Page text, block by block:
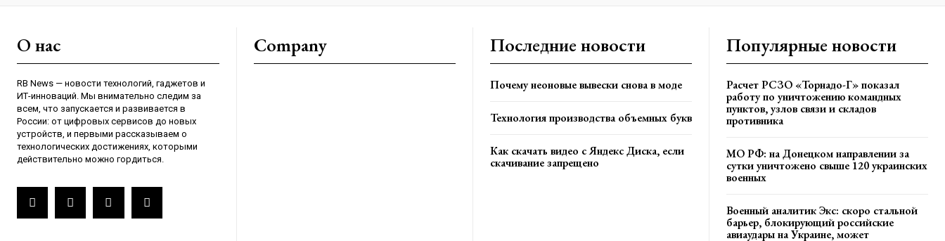
О нас
RB News — новости технологий, гаджетов и
ИТ-инноваций. Мы внимательно следим за
всем, что запускается и развивается в
России: от цифровых сервисов до новых
устройств, и первыми рассказываем о
технологических достижениях, которыми
действительно можно гордиться.
Company Последние новости
Почему неоновые вывески снова в моде
Технология производства объемных букв
Как скачать видео с Яндекс Диска, если
скачивание запрещено
Популярные новости
Расчет РСЗО «Торнадо-Г» показал
работу по уничтожению командных
пунктов, узлов связи и складов
противника
МО РФ: на Донецком направлении за
сутки уничтожено свыше 120 украинских
военных
Военный аналитик Экс: скоро стальной
барьер, блокирующий российские
авиаудары на Украине, может